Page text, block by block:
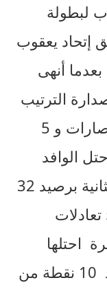
لبطولة
إتحاد يعقوب
أنهى
الترتيب
برصيد 32 نقطة من أصل 9 انتصارات و 5
الوافد
الجديد سطاد المغربي الرتبة الثانية برصيد 32
نقطة من أصل 9 انتصارات و 5 تعادلات
احتلها
فربق إتحاد سيدي قاسم برصيد 10 نقطة من